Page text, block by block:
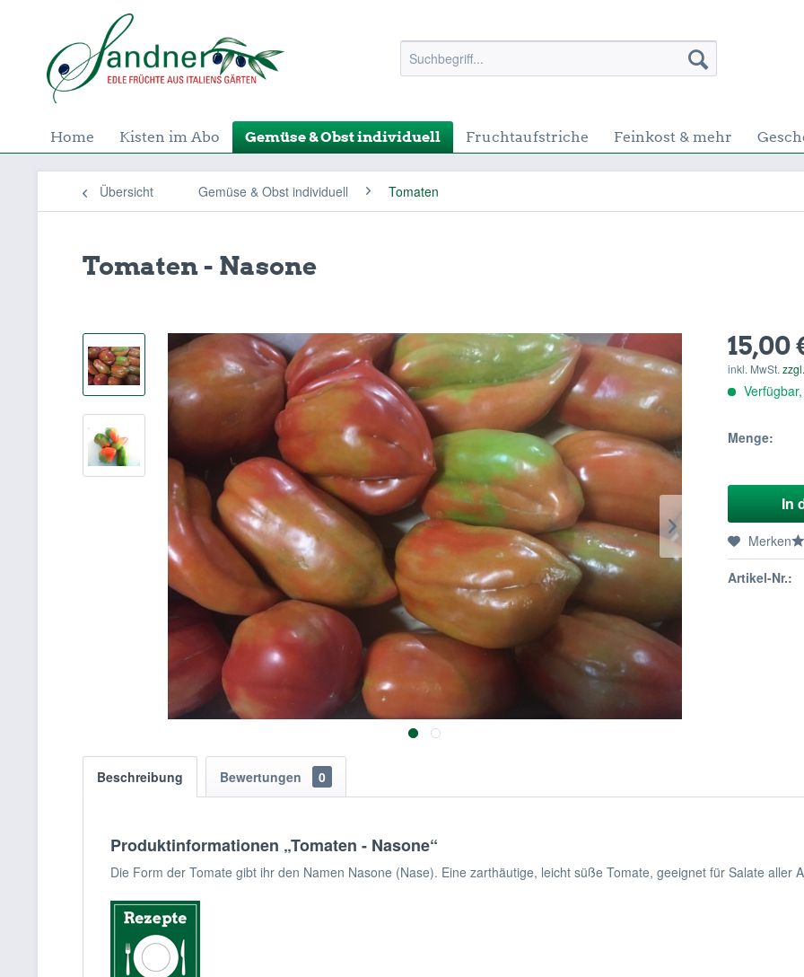
Home Kisten im Abo Gemüse & Obst individuell Fruchtaufstriche Feinkost & mehr
Übersicht Gemüse & Obst individuell Tomaten
Tomaten - Nasone
15,00
inkl. MwSt.
Menge:
In
Merken
Artikel-Nr.:
Beschreibung Bewertungen 0
Produktinformationen „Tomaten - Nasone“
Die Form der Tomate gibt ihr den Namen Nasone (Nase). Eine zarthäutige, leicht süße Tomate, geeignet für Salate aller